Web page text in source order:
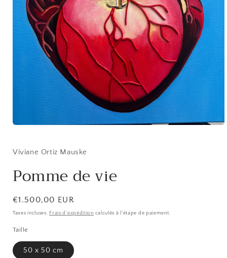
1
fenêtre
modale
Viviane Ortiz Mauske
Pomme de vie
Prix
habituel
€1.500,00 EUR
Taxes incluses. Frais d'expédition calculés à l'étape de paiement.
Taille
50 x 50 cm